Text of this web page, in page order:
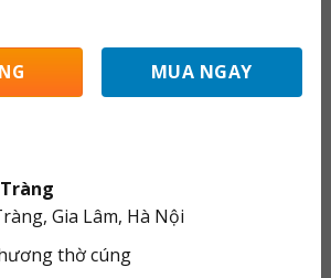
MUA NGAY
Gia Lâm, Hà Nội
thờ cúng